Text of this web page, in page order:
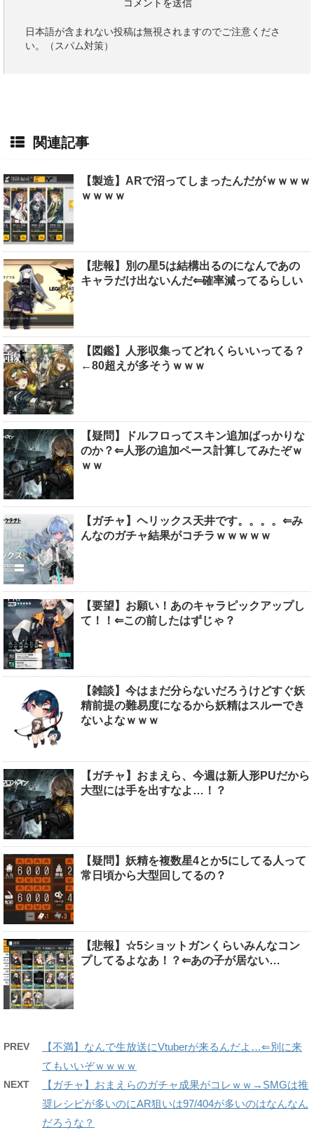
日本語が含まれない投稿は無視されますのでご注意くださ
い。（スパム対策）
関連記事
【製造】ARで沼ってしまったんだがｗｗｗｗ
ｗｗｗｗ
【悲報】別の星5は結構出るのになんであの
キャラだけ出ないんだ⇐確率減ってるらしい
【図鑑】人形収集ってどれくらいいってる？
←80超えが多そうｗｗｗ
【疑問】ドルフロってスキン追加ばっかりな
のか？⇐人形の追加ペース計算してみたぞｗ
ｗｗ
【ガチャ】ヘリックス天井です。。。。⇐み
んなのガチャ結果がコチラｗｗｗｗｗ
【要望】お願い！あのキャラピックアップし
て！！⇐この前したはずじゃ？
【雑談】今はまだ分らないだろうけどすぐ妖
精前提の難易度になるから妖精はスルーでき
ないよなｗｗｗ
【ガチャ】おまえら、今週は新人形PUだから
大型には手を出すなよ…！？
【疑問】妖精を複数星4とか5にしてる人って
常日頃から大型回してるの？
【悲報】☆5ショットガンくらいみんなコン
プしてるよなあ！？⇐あの子が居ない…
PREV
【不満】なんで生放送にVtuberが来るんだよ…⇐別に来
てもいいぞｗｗｗｗ
NEXT
【ガチャ】おまえらのガチャ成果がコレｗｗ→SMGは推
奨レシピが多いのにAR狙いは97/404が多いのはなんなん
だろうな？